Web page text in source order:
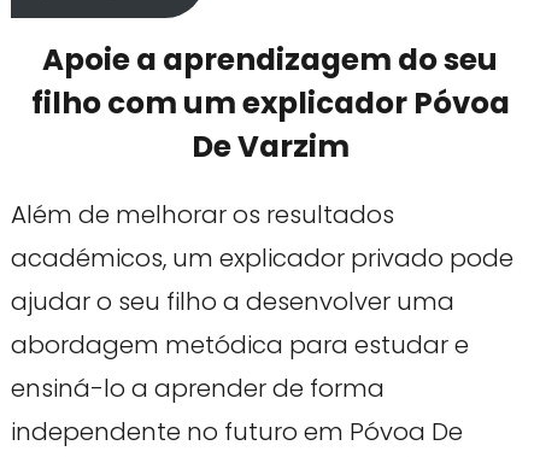
Apoie a aprendizagem do seu
filho com um explicador Póvoa
De Varzim
Além de melhorar os resultados
académicos, um explicador privado pode
ajudar o seu filho a desenvolver uma
abordagem metódica para estudar e
ensiná-lo a aprender de forma
independente no futuro em Póvoa De